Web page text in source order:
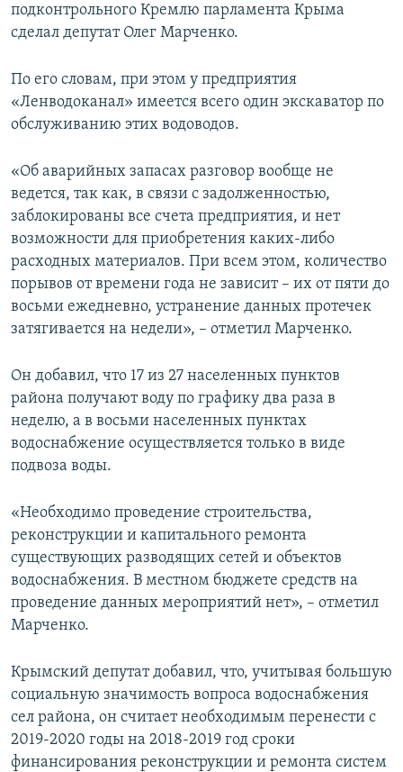
ELIFBE
Все сайты RFE/RL
подконтрольного Кремлю парламента Крыма
сделал депутат Олег Марченко.
По его словам, при этом у предприятия
«Ленводоканал» имеется всего один экскаватор по
обслуживанию этих водоводов.
«Об аварийных запасах разговор вообще не
ведется, так как, в связи с задолженностью,
заблокированы все счета предприятия, и нет
возможности для приобретения каких-либо
расходных материалов. При всем этом, количество
порывов от времени года не зависит – их от пяти до
восьми ежедневно, устранение данных протечек
затягивается на недели», – отметил Марченко.
Он добавил, что 17 из 27 населенных пунктов
района получают воду по графику два раза в
неделю, а в восьми населенных пунктах
водоснабжение осуществляется только в виде
подвоза воды.
«Необходимо проведение строительства,
реконструкции и капитального ремонта
существующих разводящих сетей и объектов
водоснабжения. В местном бюджете средств на
проведение данных мероприятий нет», – отметил
Марченко.
Крымский депутат добавил, что, учитывая большую
социальную значимость вопроса водоснабжения
сел района, он считает необходимым перенести с
2019-2020 годы на 2018-2019 год сроки
финансирования реконструкции и ремонта систем